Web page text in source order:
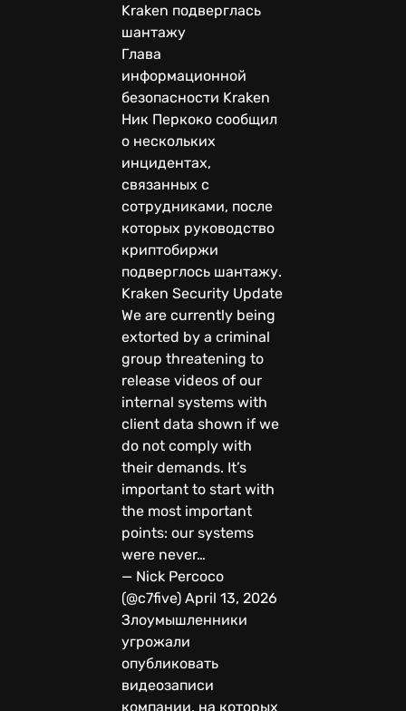
Kraken подверглась
шантажу
Глава
информационной
безопасности Kraken
Ник Перкоко сообщил
о нескольких
инцидентах,
связанных с
сотрудниками, после
которых руководство
криптобиржи
подверглось шантажу.
Kraken Security Update
We are currently being
extorted by a criminal
group threatening to
release videos of our
internal systems with
client data shown if we
do not comply with
their demands. It’s
important to start with
the most important
points: our systems
were never…
— Nick Percoco
(@c7five) April 13, 2026
Злоумышленники
угрожали
опубликовать
видеозаписи
компании, на которых